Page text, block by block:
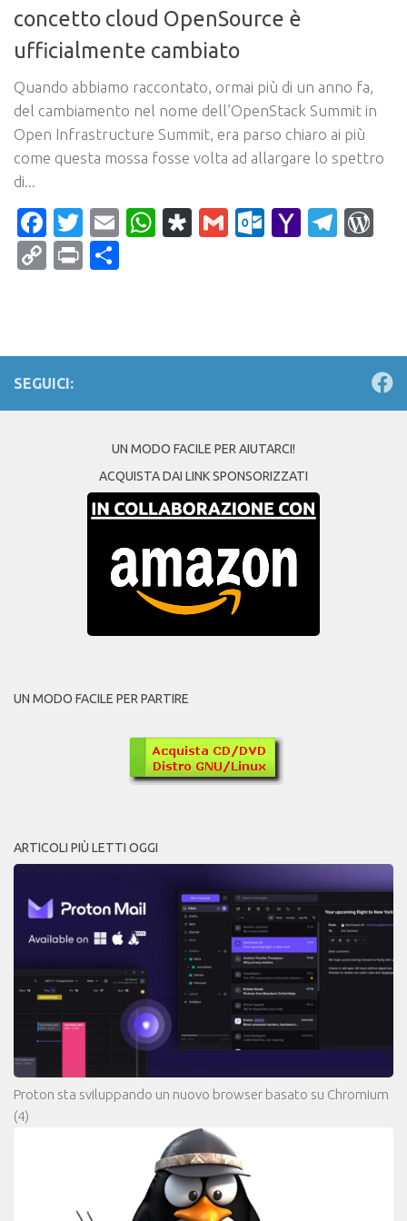
concetto cloud OpenSource è
ufficialmente cambiato
Quando abbiamo raccontato, ormai più di un anno fa,
del cambiamento nel nome dell’OpenStack Summit in
Open Infrastructure Summit, era parso chiaro ai più
come questa mossa fosse volta ad allargare lo spettro
di...
Facebook
Twitter
EmailWhatsApp
Diaspora
Gmail Yahoo
CopyPrint
SEGUICI:
UN MODO FACILE PER AIUTARCI!
ACQUISTA DAI LINK SPONSORIZZATI
UN MODO FACILE PER PARTIRE
ARTICOLI PIÙ LETTI OGGI
Proton sta sviluppando un nuovo browser basato su Chromium
(4)